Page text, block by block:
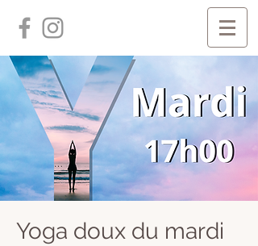
Yoga doux du mardi